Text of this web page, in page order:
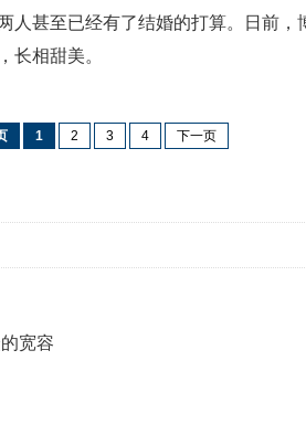
人甚至已经有了结婚的打算。日前，
长相甜美。
1 2 3 4 下一页
宽容